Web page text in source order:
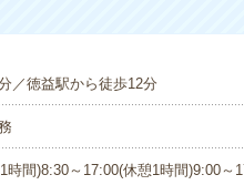
／徳益駅から徒歩12分
時間)8:30～17:00(休憩1時間)9:00～